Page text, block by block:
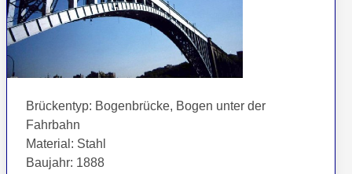
Brückentyp: Bogenbrücke, Bogen unter der
Fahrbahn
Material : Stahl
Baujahr: 1888